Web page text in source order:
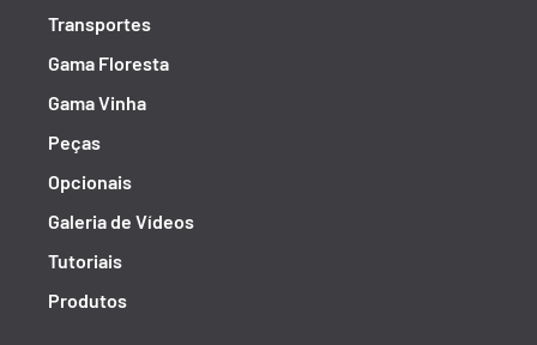
Transportes
Gama Floresta
Gama Vinha
Peças
Opcionais
Galeria de Vídeos
Tutoriais
Produtos